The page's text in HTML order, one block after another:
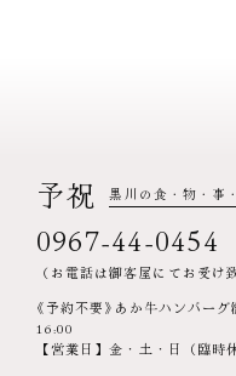
予祝 黒川の食・物・事
0967-44-0454
（お電話は御客屋にてお受け
《予約不要》あか牛ハンバー
16:00
【営業日】金・土・日（臨時